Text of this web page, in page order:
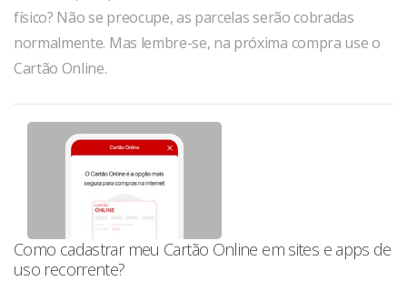
físico? Não se preocupe, as parcelas serão cobradas
normalmente. Mas lembre-se, na próxima compra use o
Cartão Online.
Como cadastrar meu Cartão Online em sites e apps de
uso recorrente?